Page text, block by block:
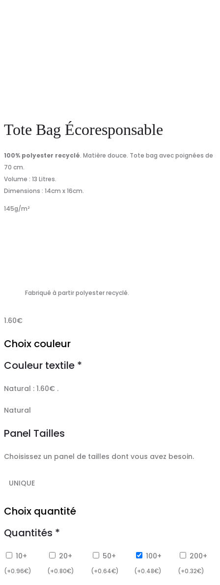
Tote Bag Écoresponsable
100% polyester recyclé. Matière douce. Tote bag avec poignées de
70 cm.
Volume : 13 Litres.
Dimensions : 14cm x 16cm.
145g/m²
Fabriqué à partir polyester recyclé.
1.60€
Choix couleur
Couleur textile *
Natural : 1.60€ .
Natural
Panel Tailles
Choisissez un panel de tailles dont vous avez besoin.
UNIQUE
Choix quantité
Quantités *
10+
(+0.96€)
20+
(+0.80€)
50+
(+0.64€)
100+
(+0.48€)
200+
(+0.32€)